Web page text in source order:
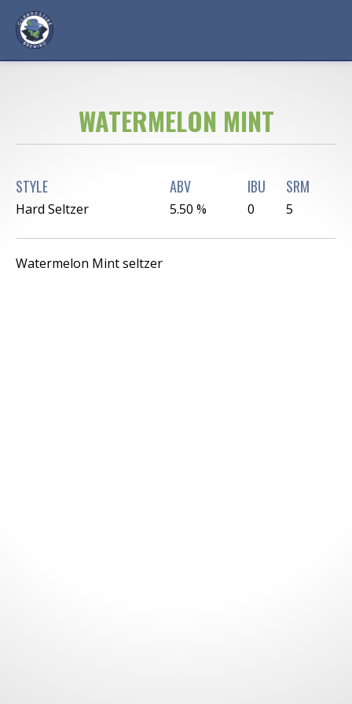
WATERMELON MINT
STYLE ABV IBU SRM
Hard Seltzer 5.50 % 0 5
Watermelon Mint seltzer